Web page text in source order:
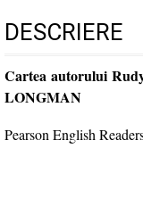
DESCRIERE
Cartea autorului
LONGMAN
Pearson English